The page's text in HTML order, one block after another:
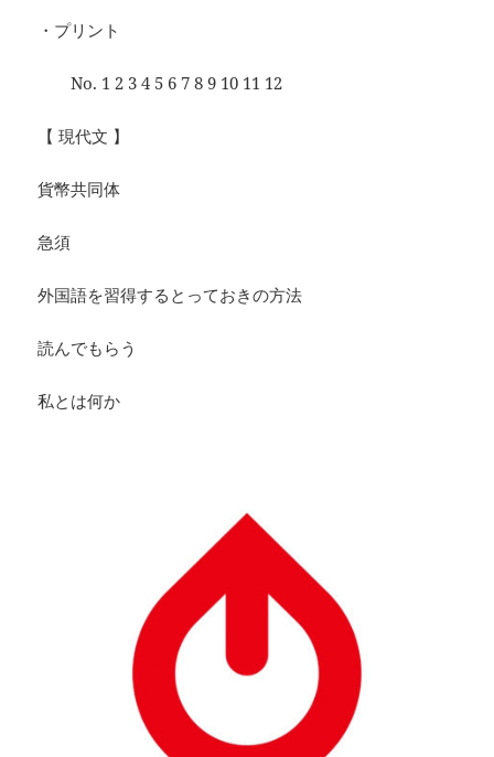
・プリント
No. 1 2 3 4 5 6 7 8 9 10 11 12
【 現代文 】
貨幣共同体
急須
外国語を習得するとっておきの方法
読んでもらう
私とは何か